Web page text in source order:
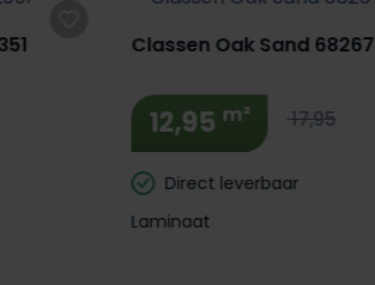
Classen Oak Sand 68267
12,95 m² 17,95
Direct leverbaar
Laminaat